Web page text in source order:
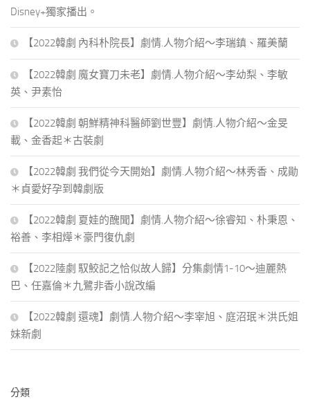
Disney+獨家播出。
【2022韓劇 內科朴院長】劇情.人物介紹～李瑞鎮、羅美蘭
【2022韓劇 魔女寶刀未老】劇情.人物介紹～李幼梨、李敏
英、尹素怡
【2022韓劇 朝鮮精神科醫師劉世豐】劇情.人物介紹～金旻
載、金香起＊古裝劇
【2022韓劇 我們從今天開始】劇情.人物介紹～林秀香、成勛
＊貞愛好孕到韓劇版
【2022韓劇 夏娃的醜聞】劇情.人物介紹～徐睿知、朴秉恩、
裕善、李相燁＊豪門復仇劇
【2022陸劇 馭鮫記之恰似故人歸】分集劇情1-10～迪麗熱
巴、任嘉倫＊九鷺非香小說改編
【2022韓劇 還魂】劇情.人物介紹～李宰旭、庭沼珉＊洪氏姐
妹新劇
分類